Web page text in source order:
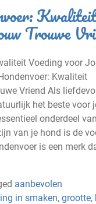
Kwaliteit
Trouwe
Voeding voor
Kwaliteit
Vriend Als
het beste voor
onderdeel
van je hond is de
is een merk
aanbevolen
in smaken, grootte,